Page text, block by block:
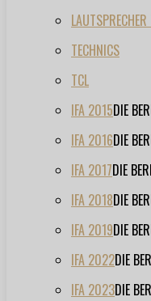
LAUTSPRECHER
TECHNICS
TCL
IFA 2015DIE
IFA 2016DIE
IFA 2017DIE
IFA 2018DIE
IFA 2019DIE
IFA 2022DIE
IFA 2023DIE